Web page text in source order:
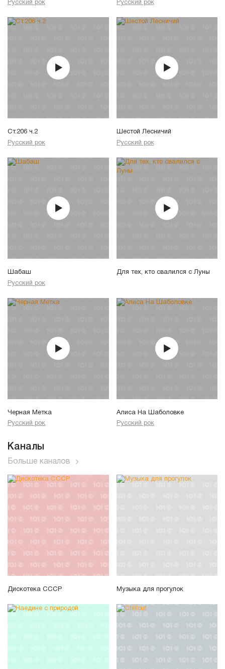
Русский рок Русский рок
Ст.206 ч.2
Русский рок
Шестой Лесничий
Русский рок
Шабаш
Русский рок
Для тех, кто свалился с Луны
Черная Метка
Русский рок
Алиса На Шаболовке
Русский рок
Каналы
Больше каналов
Дискотека СССР Музыка для прогулок